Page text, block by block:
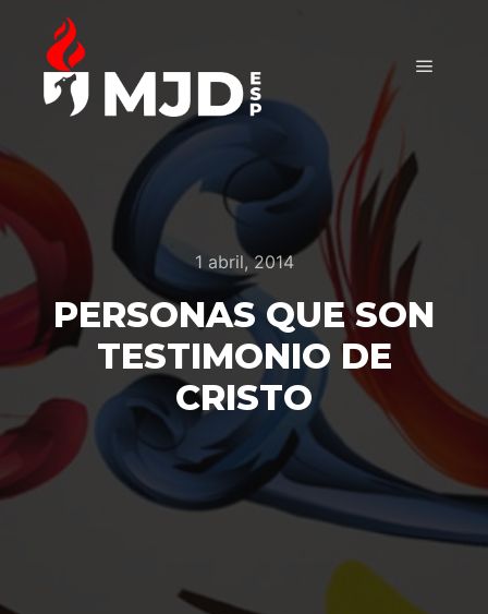
1 abril, 2014
PERSONAS QUE SON
TESTIMONIO DE
CRISTO